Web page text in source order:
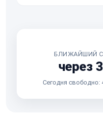
БЛИЖАЙШИЙ
через
Сегодня свободно: